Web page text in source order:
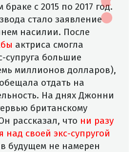
с 2015 по 2017 год.
стало заявление
насилии. После
актриса смогла
супруга большие
миллионов долларов),
отдать на
На днях Джонни
британскому
рассказал, что ни разу
над своей экс-супругой
будущем не намерен